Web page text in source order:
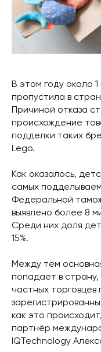
В этом году около
пропустила в
Причиной отказа
происхождение
подделки таких
Lego.
Как оказалось,
самых
Федеральной
выявлено более 8
Среди них доля
15%.
Между тем
попадает в
частных торговцев
как это
партнёр
IQTechnology